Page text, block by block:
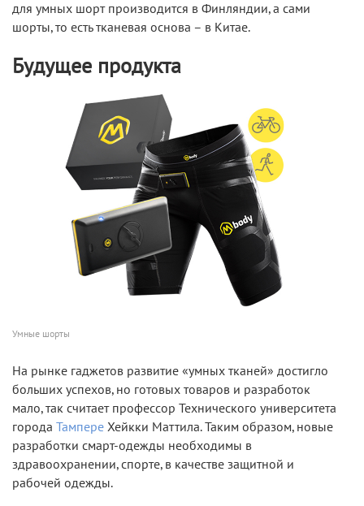
для умных шорт производится в Финляндии, а сами
шорты, то есть тканевая основа – в Китае.
Будущее продукта
Умные шорты
На рынке гаджетов развитие «умных тканей» достигло
больших успехов, но готовых товаров и разработок
мало, так считает профессор Технического университета
города Тампере Хейкки Маттила. Таким образом, новые
разработки смарт-одежды необходимы в
здравоохранении, спорте, в качестве защитной и
рабочей одежды.